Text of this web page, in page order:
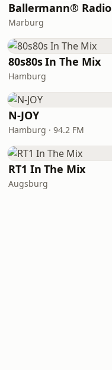
Ballermann® Radio
Marburg
80s80s In The Mix
Hamburg
N-JOY
Hamburg · 94.2 FM
RT1 In The Mix
Augsburg